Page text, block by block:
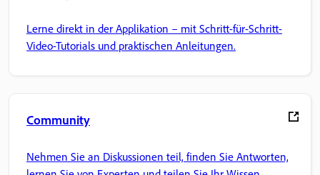
Lerne direkt in der Applikation – mit Schritt-für-Schritt-
Video-Tutorials und praktischen Anleitungen.
Community
Nehmen Sie an Diskussionen teil, finden Sie Antworten,